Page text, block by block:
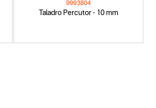
Taladro Percutor - 10 mm
9993804